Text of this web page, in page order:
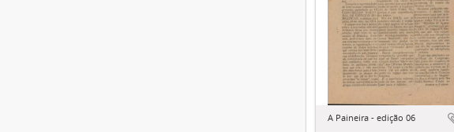
A Paineira - edição 06